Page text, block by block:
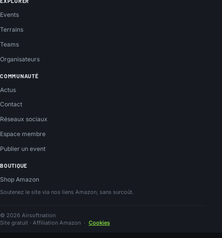
Events
Terrains
Teams
Organisateurs
COMMUNAUTÉ
Actus
Contact
Réseaux sociaux
Espace membre
Publier un event
BOUTIQUE
Shop Amazon
Soutenez le site via nos liens Amazon, sans surcoût.
© 2026 Airsoftnation
Site gratuit · Affiliation Amazon · Cookies